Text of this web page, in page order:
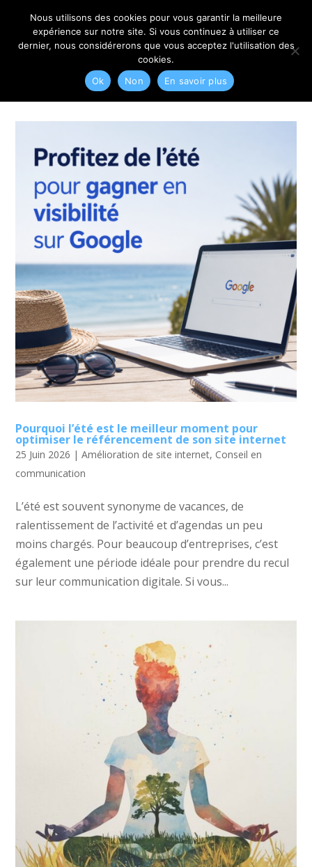
06 79 42 10 00 CONTACT@MYRIAM-CORBET.NET
Pourquoi l’été est le meilleur moment pour
optimiser le référencement de son site internet
25 Juin 2026 |Amélioration de site internet, Conseil en
communication
L’été est souvent synonyme de vacances, de
ralentissement de l’activité et d’agendas un peu
moins chargés. Pour beaucoup d’entreprises, c’est
également une période idéale pour prendre du recul
sur leur communication digitale. Si vous...
Nous utilisons des cookies pour vous garantir la meilleure
expérience sur notre site. Si vous continuez à utiliser ce
dernier, nous considérerons que vous acceptez l'utilisation des
cookies.
Ok
Non En savoir plus